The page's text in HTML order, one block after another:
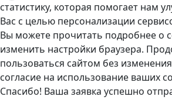
статистику, которая помогает нам
Вас с целью персонализации
Вы можете прочитать подробнее о
изменить настройки браузера.
пользоваться сайтом без
согласие на использование ваших
Спасибо! Ваша заявка успешно